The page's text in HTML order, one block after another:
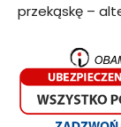
przekąskę –